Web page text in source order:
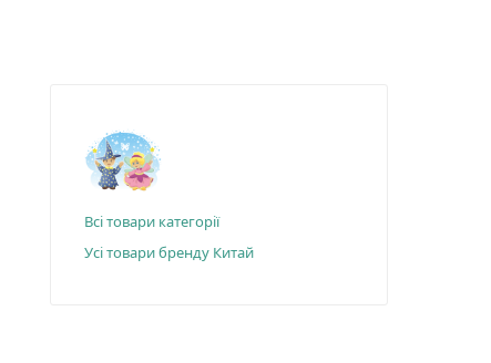
Всі товари категорії
Усі товари бренду Китай